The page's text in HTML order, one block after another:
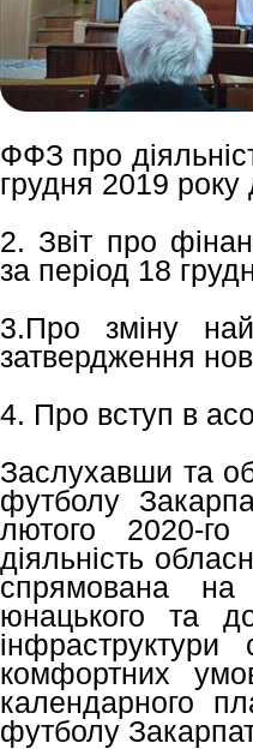
ФФЗ про
грудня 2019
2. Звіт про
за період 18
3.Про зміну
затвердження
4. Про вступ в
Заслухавши та
футболу
лютого 2020-
діяльність
спрямована на
юнацького та
комфортних
календарного
футболу